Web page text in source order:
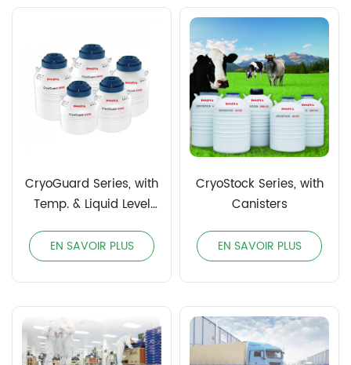
CryoGuard Series, with
Temp. & Liquid Level
EN SAVOIR PLUS
CryoStock Series, with
Canisters
EN SAVOIR PLUS